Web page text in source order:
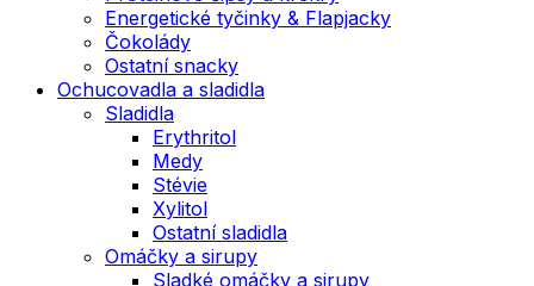
Energetické tyčinky & Flapjacky
Čokolády
Ostatní snacky
Ochucovadla a sladidla
Sladidla
Erythritol
Medy
Stévie
Xylitol
Ostatní sladidla
Omáčky a sirupy
Sladké omáčky a sirupy